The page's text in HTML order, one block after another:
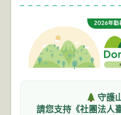
守護
請您支持《社團法人